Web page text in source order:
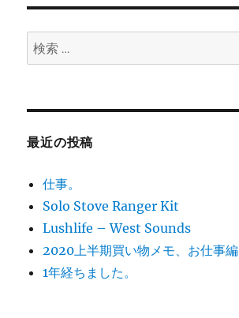
検
索:
最近の投稿
仕事。
Solo Stove Ranger Kit
Lushlife – West Sounds
2020上半期買い物メモ、お仕事編
1年経ちました。